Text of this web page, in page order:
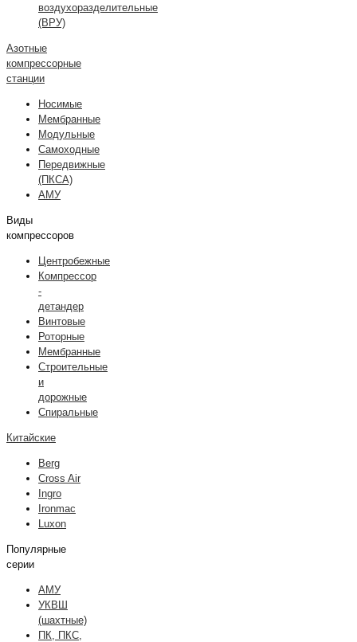
воздухоразделительные
(ВРУ)
Азотные
компрессорные
станции
Носимые
Мембранные
Модульные
Самоходные
Передвижные
(ПКСА)
АМУ
Виды
компрессоров
Центробежные
Компрессор
-
детандер
Винтовые
Роторные
Мембранные
Строительные
и
дорожные
Спиральные
Китайские
Berg
Cross Air
Ingro
Ironmac
Luxon
Популярные
серии
АМУ
УКВШ
(шахтные)
ПК, ПКС,